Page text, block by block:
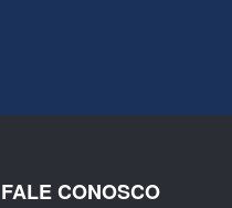
FALE CONOSCO